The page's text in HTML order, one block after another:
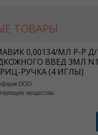
ТОВАРЫ
0,00134/МЛ Р-Р Д/
ВВЕД 3МЛ N1
РУЧКА (4 ИГЛЫ)
ООО
вещества: